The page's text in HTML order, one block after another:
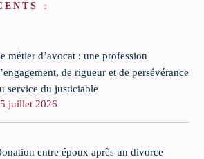
métier d’avocat : une profession
de rigueur et de persévérance
service du justiciable
juillet 2026
entre époux après un divorce